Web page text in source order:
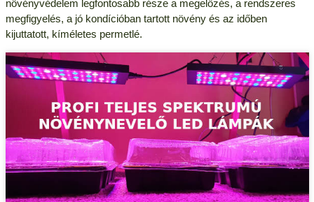
növényvédelem legfontosabb része a megelőzés, a rendszeres
megfigyelés, a jó kondícióban tartott növény és az időben
kijuttatott, kíméletes permetlé.